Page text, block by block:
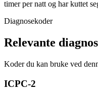
timer per natt og har kuttet
Diagnosekoder
Relevante
Koder du kan bruke ved
ICPC-2